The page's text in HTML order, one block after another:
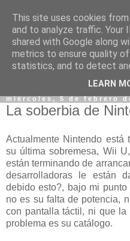
miércoles, 5 de febrero
La soberbia de
Actualmente Nintendo está
su última sobremesa, Wii
están terminando de
desarrolladoras le están
debido esto?, bajo mi
no es su falta de potencia,
con pantalla táctil, ni que la
problema es su catálogo.
This site uses cookies
and to analyze traffic. Your
shared with Google along
metrics to ensure quality
statistics, and to detect
LEARN